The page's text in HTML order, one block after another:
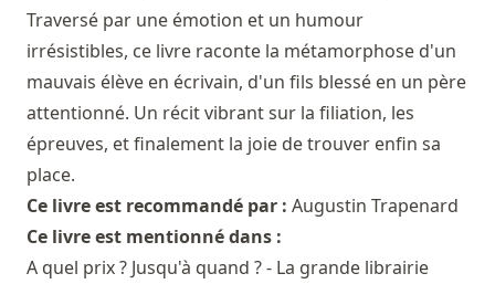
Traversé par une émotion et un humour
irrésistibles, ce livre raconte la métamorphose d'un
mauvais élève en écrivain, d'un fils blessé en un père
attentionné. Un récit vibrant sur la filiation, les
épreuves, et finalement la joie de trouver enfin sa
place.
Ce livre est recommandé par : Augustin Trapenard
Ce livre est mentionné dans :
A quel prix ? Jusqu'à quand ? - La grande librairie